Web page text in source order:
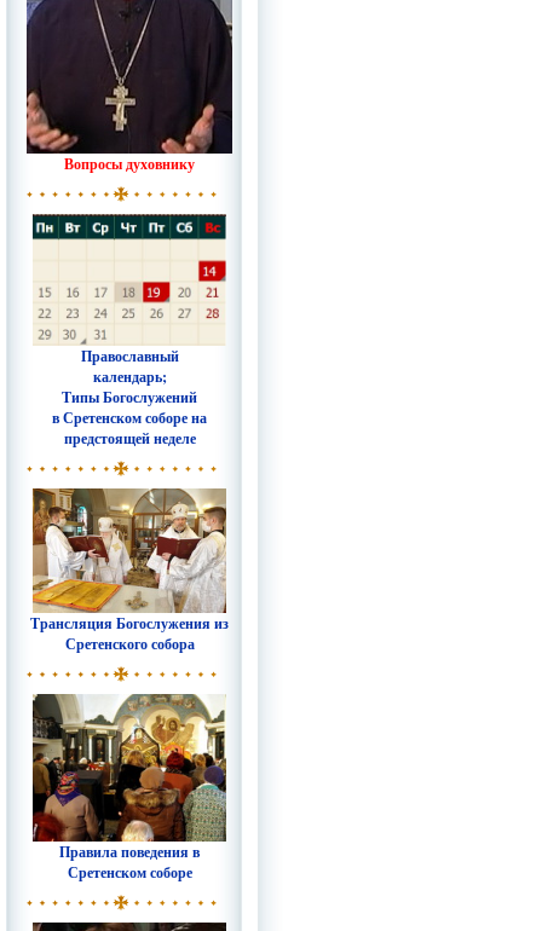
Вопросы духовнику
Православный
календарь;
Типы Богослужений
в Сретенском соборе на
предстоящей неделе
Трансляция Богослужения из
Сретенского собора
Правила поведения в
Сретенском соборе